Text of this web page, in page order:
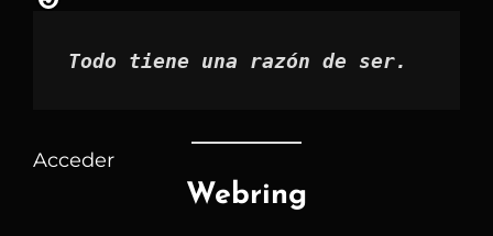
Todo tiene una razón de ser.
Acceder
Webring